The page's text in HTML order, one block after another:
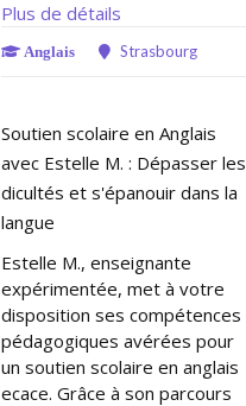
Plus de détails
Anglais Strasbourg
Soutien scolaire en Anglais
avec Estelle M. : Dépasser les
difficultés et s'épanouir dans la
langue
Estelle M., enseignante
expérimentée, met à votre
disposition ses compétences
pédagogiques avérées pour
un soutien scolaire en anglais
efficace. Grâce à son parcours